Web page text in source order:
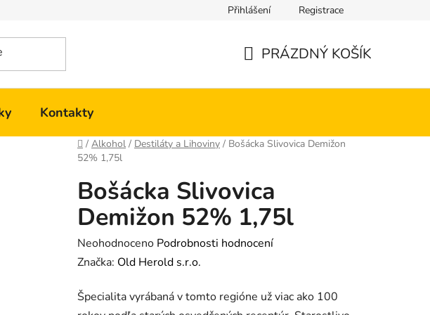
Přihlášení Registrace
PRÁZDNÝ KOŠÍK
Kontakty
Domů
/ Alkohol / Destiláty a Lihoviny / Bošácka Slivovica Demižon
52% 1,75l
Bošácka Slivovica
Demižon 52% 1,75l
Průměrné
hodnocení
je
Neohodnoceno Podrobnosti hodnocení
Značka: Old Herold s.r.o.
Špecialita vyrábaná v tomto regióne už viac ako 100